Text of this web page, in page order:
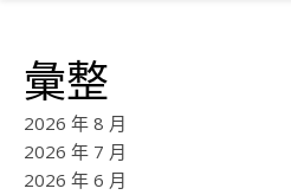
彙整
2026 年 8 月
2026 年 7 月
2026 年 6 月